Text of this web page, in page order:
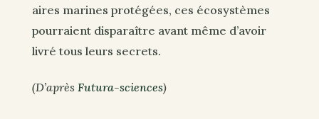
aires marines protégées, ces écosystèmes
pourraient disparaître avant même d’avoir
livré tous leurs secrets.
(D’après Futura-sciences)